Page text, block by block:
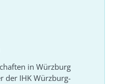
in Würzburg
der IHK Würzburg-